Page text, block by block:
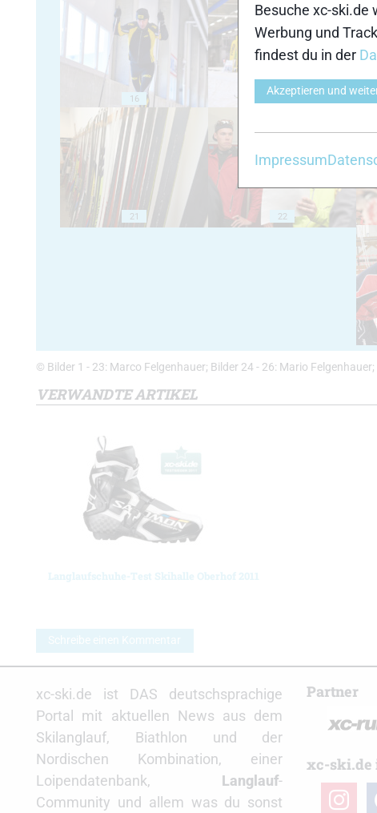
16
21 22
© Bilder 1 - 23: Marco Felgenhauer; Bilder 24 - 26: Mario Felgenhauer;
VERWANDTE ARTIKEL
Langlaufschuhe-Test Skihalle Oberhof 2011
Schreibe einen Kommentar
xc-ski.de ist DAS deutschsprachige
Portal mit aktuellen News aus dem
Skilanglauf, Biathlon und der
Nordischen Kombination, einer
Loipendatenbank, Langlauf-
Community und allem was du sonst
Partner
xc-ski.de
Besuche xc-ski.de
Werbung und
findest du in der
Akzeptieren und
Impressum